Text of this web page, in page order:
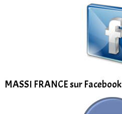
MASSI FRANCE sur Facebook